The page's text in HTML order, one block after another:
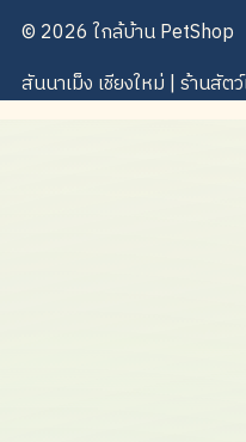
© 2026 ใกล้บ้าน PetShop
สันนาเม็ง เชียงใหม่ | ร้านสั